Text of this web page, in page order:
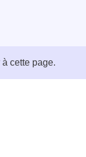
cette page.